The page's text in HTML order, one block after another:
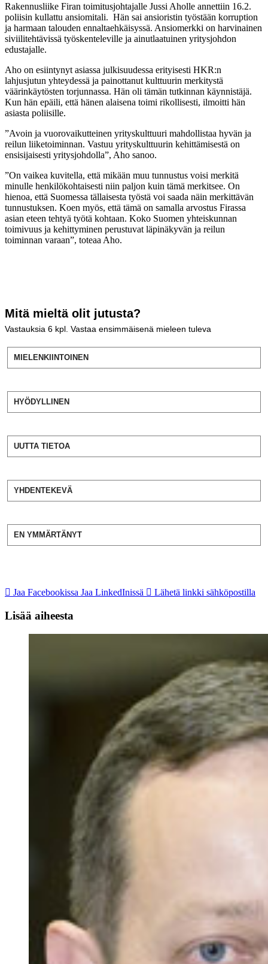
Rakennusliike Firan toimitusjohtajalle Jussi Aholle annettiin 16.2.
poliisin kullattu ansiomitali. Hän sai ansioristin työstään korruption
ja harmaan talouden ennaltaehkäisyssä. Ansiomerkki on harvinainen
siviilitehtävissä työskenteleville ja ainutlaatuinen yritysjohdon
edustajalle.
Aho on esiintynyt asiassa julkisuudessa erityisesti HKR:n
lahjusjutun yhteydessä ja painottanut kulttuurin merkitystä
väärinkäytösten torjunnassa. Hän oli tämän tutkinnan käynnistäjä.
Kun hän epäili, että hänen alaisena toimi rikollisesti, ilmoitti hän
asiasta poliisille.
”Avoin ja vuorovaikutteinen yrityskulttuuri mahdollistaa hyvän ja
reilun liiketoiminnan. Vastuu yrityskulttuurin kehittämisestä on
ensisijaisesti yritysjohdolla”, Aho sanoo.
”On vaikea kuvitella, että mikään muu tunnustus voisi merkitä
minulle henkilökohtaisesti niin paljon kuin tämä merkitsee. On
hienoa, että Suomessa tällaisesta työstä voi saada näin merkittävän
tunnustuksen. Koen myös, että tämä on samalla arvostus Firassa
asian eteen tehtyä työtä kohtaan. Koko Suomen yhteiskunnan
toimivuus ja kehittyminen perustuvat läpinäkyvän ja reilun
toiminnan varaan”, toteaa Aho.
Mitä mieltä olit jutusta?
Vastauksia 6 kpl. Vastaa ensimmäisenä mieleen tuleva
MIELENKIINTOINEN
HYÖDYLLINEN
UUTTA TIETOA
YHDENTEKEVÄ
EN YMMÄRTÄNYT
Jaa Facebookissa Jaa LinkedInissä Lähetä linkki sähköpostilla
Lisää aiheesta